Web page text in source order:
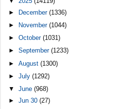
►
December(1336)
►
November(1044)
►October(1031)
►September(1233)
►August(1300)
►July(1292)
▼June(968)
►Jun 30(27)